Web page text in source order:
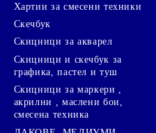
Хартии за смесени техники
Скечбук
Скицници за акварел
Скицници и скечбук за
графика, пастел и туш
Скицници за маркери ,
акрилни , маслени бои,
смесена техника